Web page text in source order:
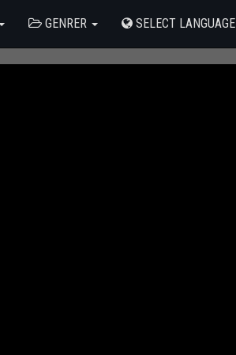
GENRER SELECT LANGUAGE